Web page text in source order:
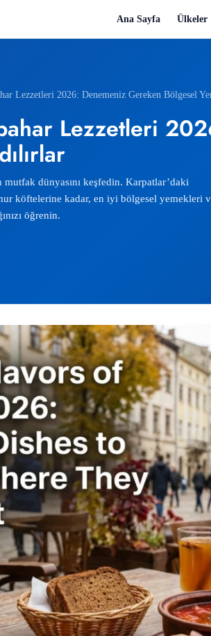
Ana Sayfa Ülkeler
Lezzetleri 2026: Denemeniz Gereken Bölgesel
Lezzetleri
mutfak dünyasını keşfedin. Karpatlar’daki
köftelerine kadar, en iyi bölgesel yemekleri
öğrenin.